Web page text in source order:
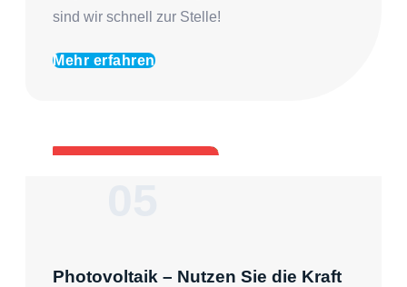
sind wir schnell zur Stelle!
Mehr erfahren
Photovoltaik – Nutzen Sie die Kraft